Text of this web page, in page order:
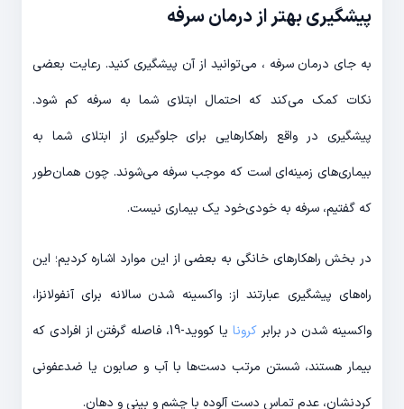
پیشگیری بهتر از درمان سرفه
به جای درمان سرفه ، می‌توانید از آن پیشگیری کنید. رعایت بعضی
نکات کمک می‌کند که احتمال ابتلای شما به سرفه کم شود.
پیشگیری در واقع راهکارهایی برای جلوگیری از ابتلای شما به
بیماری‌های زمینه‌ای است که موجب سرفه می‌شوند. چون همان‌طور
که گفتیم، سرفه به خودی‌خود یک بیماری نیست.
در بخش راهکارهای خانگی به بعضی از این موارد اشاره کردیم؛ این
راه‌های پیشگیری عبارتند از: واکسینه شدن سالانه برای آنفولانزا،
واکسینه شدن در برابرکرونا
یا کووید-19، فاصله گرفتن از افرادی که
بیمار هستند، شستن مرتب دست‌ها با آب و صابون یا ضدعفونی
کردنشان، عدم تماس دست آلوده با چشم و بینی و دهان.